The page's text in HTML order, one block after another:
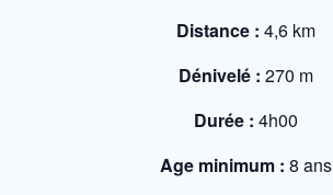
Distance : 4,6 km
Dénivelé : 270 m
Durée : 4h00
Age minimum : 8 ans